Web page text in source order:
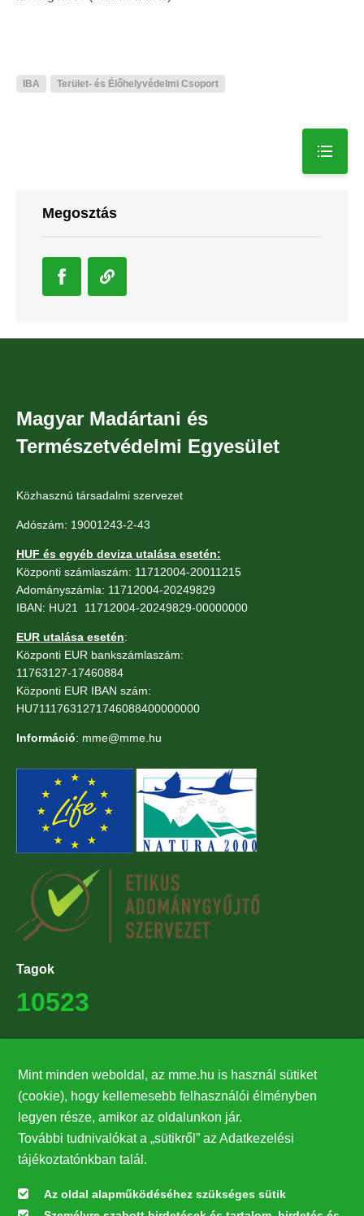
IBA Terület- és Élőhelyvédelmi Csoport
Megosztás
Magyar Madártani és
Természetvédelmi Egyesület
Közhasznú társadalmi szervezet
Adószám: 19001243-2-43
HUF és egyéb deviza utalása esetén:
Központi számlaszám: 11712004-20011215
Adományszámla: 11712004-20249829
IBAN: HU21 11712004-20249829-00000000
EUR utalása esetén:
Központi EUR bankszámlaszám:
11763127-17460884
Központi EUR IBAN szám:
HU71117631271746088400000000
Információ: mme@mme.hu
Tagok
10523
27224
Hírlevél feliratkozás
Értesüljön elsőként legfrissebb híreinkről, eseményeinkről!
Mint minden weboldal, az mme.hu is használ sütiket
(cookie), hogy kellemesebb felhasználói élményben
legyen része, amikor az oldalunkon jár.
További tudnivalókat a „sütikről” az Adatkezelési
tájékoztatónkban talál.
Az oldal alapműködéséhez szükséges sütik